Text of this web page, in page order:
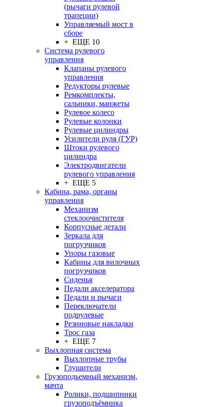
(рычаги рулевой
трапеции)
Управляемый мост в
сборе
+ ЕЩЕ 10
Система рулевого
управления
Клапаны рулевого
управления
Редукторы рулевые
Ремкомплекты,
сальники, манжеты
Рулевое колесо
Рулевые колонки
Рулевые цилиндры
Усилители руля (ГУР)
Штоки рулевого
цилиндра
Электродвигатели
рулевого управления
+ ЕЩЕ 5
Кабина, рама, органы
управления
Механизм
стеклоочистителя
Корпусные детали
Зеркала для
погрузчиков
Упоры газовые
Кабины для вилочных
погрузчиков
Сиденья
Педали акселератора
Педали и рычаги
Переключатели
подрулевые
Резиновые накладки
Трос газа
+ ЕЩЕ 7
Выхлопная система
Выхлопные трубы
Глушители
Грузоподьемный механизм,
мачта
Ролики, подшипники
грузоподъёмника